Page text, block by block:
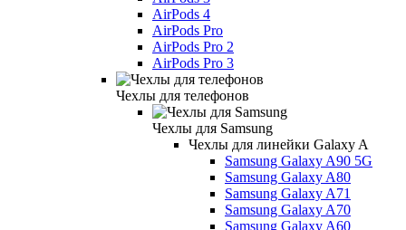
AirPods 4
AirPods Pro
AirPods Pro 2
AirPods Pro 3
Чехлы для телефонов
Чехлы для Samsung
Чехлы для линейки Galaxy A
Samsung Galaxy A90 5G
Samsung Galaxy A80
Samsung Galaxy A71
Samsung Galaxy A70
Samsung Galaxy A60